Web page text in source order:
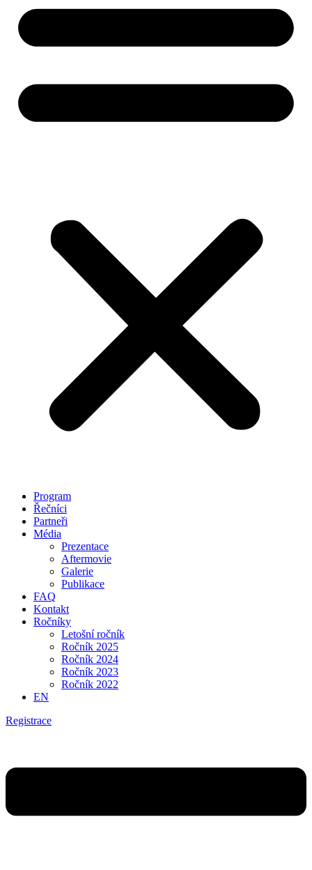
Program
Řečníci
Partneři
Média
Prezentace
Aftermovie
Galerie
Publikace
FAQ
Kontakt
Ročníky
Letošní ročník
Ročník 2025
Ročník 2024
Ročník 2023
Ročník 2022
EN
Registrace